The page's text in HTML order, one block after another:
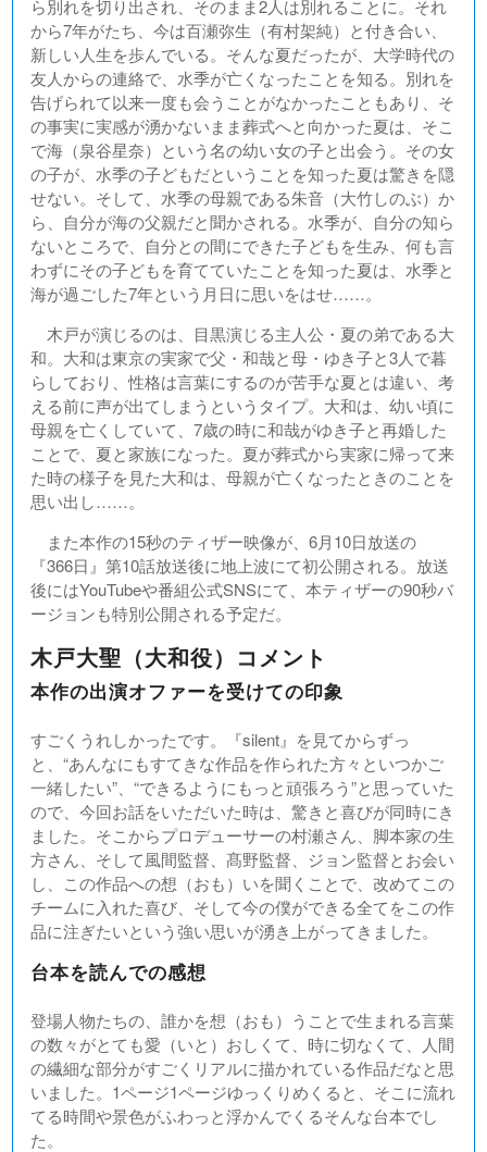
ら別れを切り出され、そのまま2人は別れることに。それ
から7年がたち、今は百瀬弥生（有村架純）と付き合い、
新しい人生を歩んでいる。そんな夏だったが、大学時代の
友人からの連絡で、水季が亡くなったことを知る。別れを
告げられて以来一度も会うことがなかったこともあり、そ
の事実に実感が湧かないまま葬式へと向かった夏は、そこ
で海（泉谷星奈）という名の幼い女の子と出会う。その女
の子が、水季の子どもだということを知った夏は驚きを隠
せない。そして、水季の母親である朱音（大竹しのぶ）か
ら、自分が海の父親だと聞かされる。水季が、自分の知ら
ないところで、自分との間にできた子どもを生み、何も言
わずにその子どもを育てていたことを知った夏は、水季と
海が過ごした7年という月日に思いをはせ……。
木戸が演じるのは、目黒演じる主人公・夏の弟である大
和。大和は東京の実家で父・和哉と母・ゆき子と3人で暮
らしており、性格は言葉にするのが苦手な夏とは違い、考
える前に声が出てしまうというタイプ。大和は、幼い頃に
母親を亡くしていて、7歳の時に和哉がゆき子と再婚した
ことで、夏と家族になった。夏が葬式から実家に帰って来
た時の様子を見た大和は、母親が亡くなったときのことを
思い出し……。
また本作の15秒のティザー映像が、6月10日放送の
『366日』第10話放送後に地上波にて初公開される。放送
後にはYouTubeや番組公式SNSにて、本ティザーの90秒バ
ージョンも特別公開される予定だ。
木戸大聖（大和役）コメント
本作の出演オファーを受けての印象
すごくうれしかったです。『silent』を見てからずっ
と、“あんなにもすてきな作品を作られた方々といつかご
一緒したい”、“できるようにもっと頑張ろう”と思っていた
ので、今回お話をいただいた時は、驚きと喜びが同時にき
ました。そこからプロデューサーの村瀬さん、脚本家の生
方さん、そして風間監督、髙野監督、ジョン監督とお会い
し、この作品への想（おも）いを聞くことで、改めてこの
チームに入れた喜び、そして今の僕ができる全てをこの作
品に注ぎたいという強い思いが湧き上がってきました。
台本を読んでの感想
登場人物たちの、誰かを想（おも）うことで生まれる言葉
の数々がとても愛（いと）おしくて、時に切なくて、人間
の繊細な部分がすごくリアルに描かれている作品だなと思
いました。1ページ1ページゆっくりめくると、そこに流れ
てる時間や景色がふわっと浮かんでくるそんな台本でし
た。